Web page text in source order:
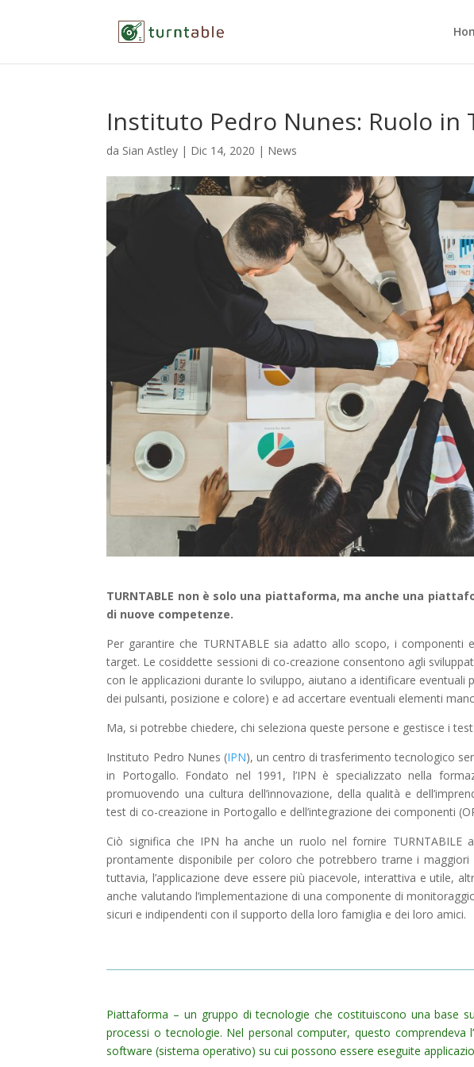
Instituto Pedro Nunes: Ruolo in
da Sian Astley | Dic 14, 2020 | News
TURNTABLE non è solo una piattaforma, ma anche una
di nuove competenze.
Per garantire che TURNTABLE sia adatto allo scopo, i
target. Le cosiddette sessioni di co-creazione consentono agli
con le applicazioni durante lo sviluppo, aiutano a identificare
dei pulsanti, posizione e colore) e ad accertare eventuali elementi
Ma, si potrebbe chiedere, chi seleziona queste persone e gestisce i
Instituto Pedro Nunes (IPN), un centro di trasferimento tecnologico
in Portogallo. Fondato nel 1991, l’IPN è specializzato nella
promuovendo una cultura dell’innovazione, della qualità e
test di co-creazione in Portogallo e dell’integrazione dei componenti
Ciò significa che IPN ha anche un ruolo nel fornire
prontamente disponibile per coloro che potrebbero trarne i
tuttavia, l’applicazione deve essere più piacevole, interattiva e utile,
anche valutando l’implementazione di una componente di
sicuri e indipendenti con il supporto della loro famiglia e dei loro amici.
Piattaforma – un gruppo di tecnologie che costituiscono una base
processi o tecnologie. Nel personal computer, questo comprendeva
software (sistema operativo) su cui possono essere eseguite